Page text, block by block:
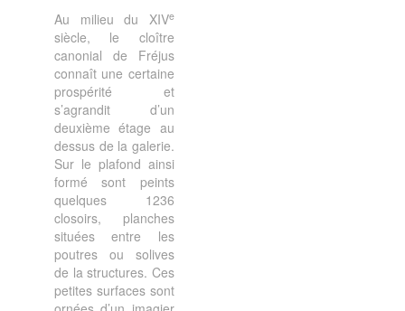
Au milieu du XIVe
siècle, le cloître
canonial de Fréjus
connaît une certaine
prospérité et
s’agrandit d’un
deuxième étage au
dessus de la galerie.
Sur le plafond ainsi
formé sont peints
quelques 1236
closoirs, planches
situées entre les
poutres ou solives
de la structures. Ces
petites surfaces sont